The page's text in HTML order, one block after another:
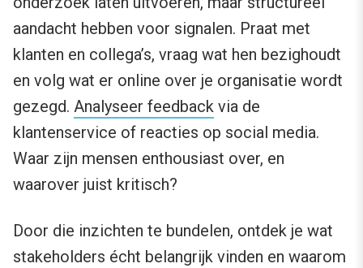
aandacht hebben voor signalen. Praat met
klanten en collega’s, vraag wat hen bezighoudt
en volg wat er online over je organisatie wordt
gezegd. Analyseer feedback via de
klantenservice of reacties op social media.
Waar zijn mensen enthousiast over, en
waarover juist kritisch?
Door die inzichten te bundelen, ontdek je wat
stakeholders écht belangrijk vinden en waarom